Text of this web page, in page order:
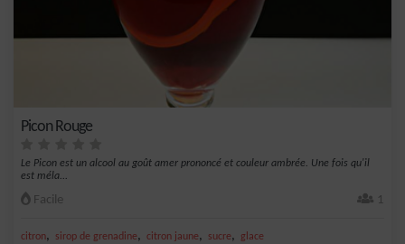
Picon Rouge
Le Picon est un alcool au goût amer prononcé et couleur ambrée. Une fois qu'il
est méla...
Facile 1
citron, sirop de grenadine, citron jaune, sucre, glace